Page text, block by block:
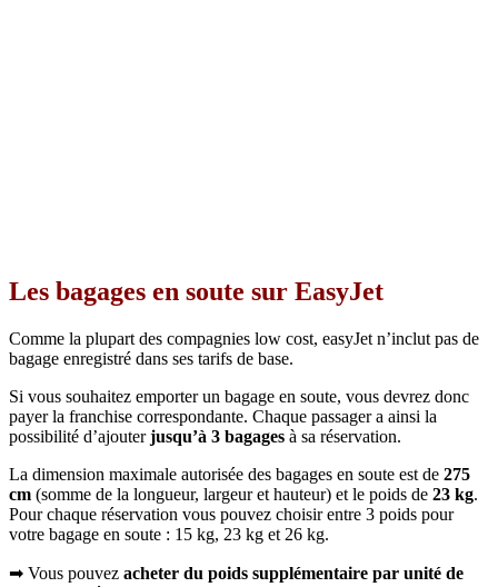
Les bagages en soute sur EasyJet
Comme la plupart des compagnies low cost, easyJet n’inclut pas de
bagage enregistré dans ses tarifs de base.
Si vous souhaitez emporter un bagage en soute, vous devrez donc
payer la franchise correspondante. Chaque passager a ainsi la
possibilité d’ajouterjusqu’à 3 bagages à sa réservation.
La dimension maximale autorisée des bagages en soute est de 275
cm (somme de la longueur, largeur et hauteur) et le poids de 23 kg.
Pour chaque réservation vous pouvez choisir entre 3 poids pour
votre bagage en soute : 15 kg, 23 kg et 26 kg.
➡ Vous pouvez acheter du poids supplémentaire par unité de